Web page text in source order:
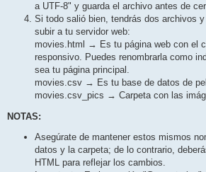
a UTF-8" y guarda el archivo antes de
Si todo salió bien, tendrás dos archivos
subir a tu servidor web:
movies.html → Es tu página web con el
responsivo. Puedes renombrarla como
sea tu página principal.
movies.csv → Es tu base de datos de
movies.csv_pics → Carpeta con las
NOTAS:
Asegúrate de mantener estos mismos
datos y la carpeta; de lo contrario,
HTML para reflejar los cambios.